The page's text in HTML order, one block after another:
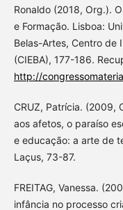
Ronaldo (2018, Org.).
e Formação. Lisboa:
Belas-Artes, Centro de
(CIEBA), 177-186.
http://
CRUZ, Patrícia. (2009,
aos afetos, o paraíso
e educação: a arte de
Laçus, 73-87.
FREITAG, Vanessa.
infância no processo